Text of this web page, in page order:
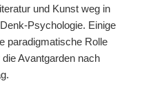
und Kunst weg in
Psychologie. Einige
paradigmatische Rolle
Avantgarden nach